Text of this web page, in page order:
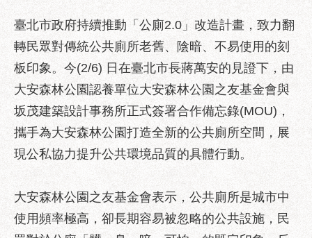
音
專
區
性
別
主
流
化
騷
擾
防
臺北市政府持續推動「公廁2.0」改造計畫，致力翻
轉民眾對傳統公共廁所老舊、陰暗、不易使用的刻
板印象。今(2/6) 日在臺北市長蔣萬安的見證下，由
大安森林公園認養單位大安森林公園之友基金會與
坂茂建築設計事務所正式簽署合作備忘錄(MOU)，
攜手為大安森林公園打造全新的公共廁所空間，展
現公私協力提升公共環境品質的具體行動。
大安森林公園之友基金會表示，公共廁所是城市中
使用頻率極高，卻長期容易被忽略的公共設施，民